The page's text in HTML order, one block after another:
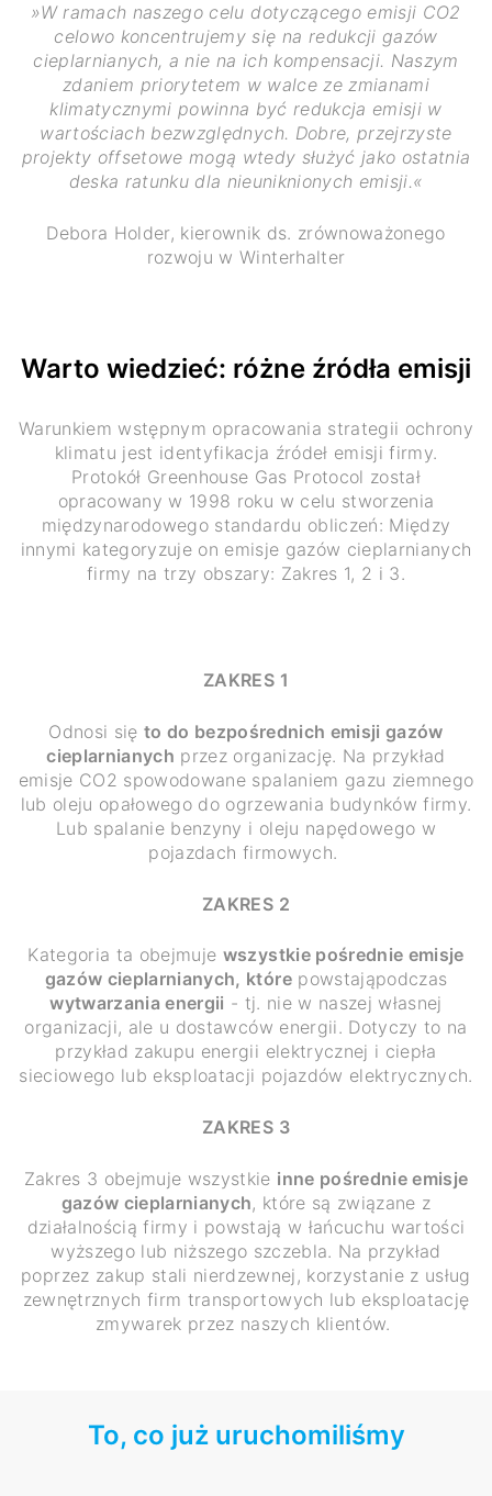
»W ramach naszego celu dotyczącego emisji CO2
celowo koncentrujemy się na redukcji gazów
cieplarnianych, a nie na ich kompensacji. Naszym
zdaniem priorytetem w walce ze zmianami
klimatycznymi powinna być redukcja emisji w
wartościach bezwzględnych. Dobre, przejrzyste
projekty offsetowe mogą wtedy służyć jako ostatnia
deska ratunku dla nieuniknionych emisji.«
Debora Holder, kierownik ds. zrównoważonego
rozwoju w Winterhalter
Warto wiedzieć: różne źródła emisji
Warunkiem wstępnym opracowania strategii ochrony
klimatu jest identyfikacja źródeł emisji firmy.
Protokół Greenhouse Gas Protocol został
opracowany w 1998 roku w celu stworzenia
międzynarodowego standardu obliczeń: Między
innymi kategoryzuje on emisje gazów cieplarnianych
firmy na trzy obszary: Zakres 1, 2 i 3.
ZAKRES 1
Odnosi się to do bezpośrednich emisji gazów
cieplarnianych przez organizację. Na przykład
emisje CO2 spowodowane spalaniem gazu ziemnego
lub oleju opałowego do ogrzewania budynków firmy.
Lub spalanie benzyny i oleju napędowego w
pojazdach firmowych.
ZAKRES 2
Kategoria ta obejmuje wszystkie pośrednie emisje
gazów cieplarnianych, którepowstająpodczas
wytwarzania energii - tj. nie w naszej własnej
organizacji, ale u dostawców energii. Dotyczy to na
przykład zakupu energii elektrycznej i ciepła
sieciowego lub eksploatacji pojazdów elektrycznych.
ZAKRES 3
Zakres 3 obejmuje wszystkie inne pośrednie emisje
gazów cieplarnianych, które są związane z
działalnością firmy i powstają w łańcuchu wartości
wyższego lub niższego szczebla. Na przykład
poprzez zakup stali nierdzewnej, korzystanie z usług
zewnętrznych firm transportowych lub eksploatację
zmywarek przez naszych klientów.
To, co już uruchomiliśmy